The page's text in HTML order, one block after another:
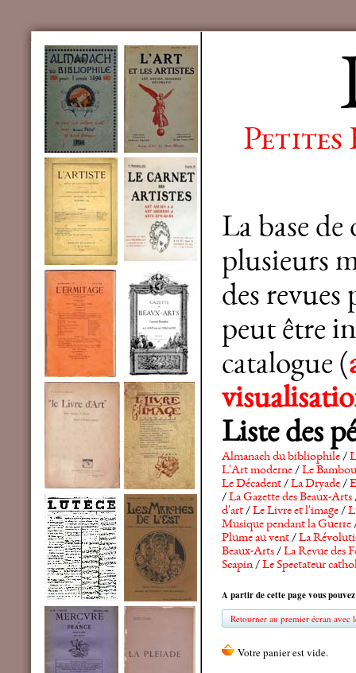
Petites
La base
plusieurs
des revues
peut être
catalogue (
Liste des
Almanach du bibliophile/
L'Art moderne/Le Bambou
Le Décadent/La Dryade/
/La Gazette des Beaux-Arts
d'art/Le Livre et l'image/
Musique pendant la Guerre
Plume au vent/La
Beaux-Arts/La Revue des
Scapin/Le Spectateur
A partir de cette page vous
Retourner au premier écran avec